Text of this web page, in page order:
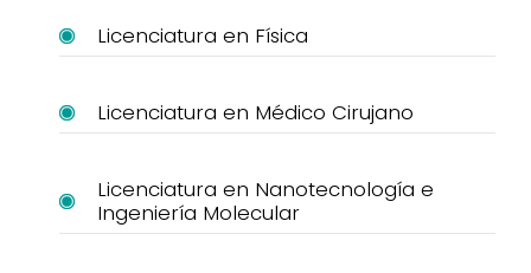
Licenciatura en Física
Licenciatura en Médico Cirujano
Licenciatura en Nanotecnología e
Ingeniería Molecular